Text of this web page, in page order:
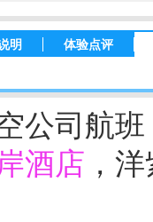
明 体验点评
公司航
酒店 ， 洋